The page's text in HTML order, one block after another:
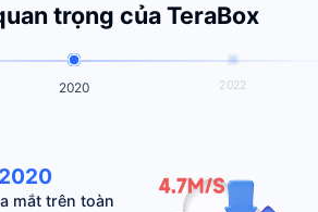
trọng của TeraBox
2020 2022
mắt trên toàn